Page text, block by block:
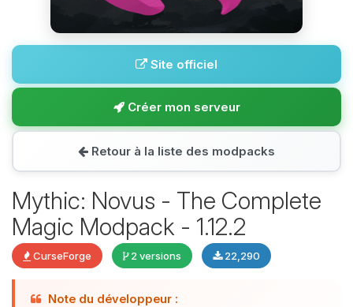
Site officiel
Créer mon serveur
Retour à la liste des modpacks
Mythic: Novus - The Complete
Magic Modpack - 1.12.2
CurseForge 2 versions 22,290
Note du développeur :
parler ! Moi c’est Choupy, ton petit